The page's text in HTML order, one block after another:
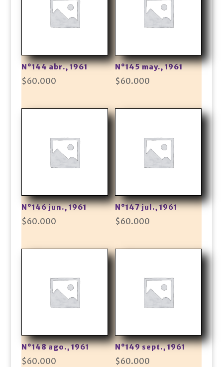
N°144 abr., 1961
$60.000
N°145 may., 1961
$60.000
N°146 jun., 1961
$60.000
N°147 jul., 1961
$60.000
N°148 ago., 1961
$60.000
N°149 sept., 1961
$60.000